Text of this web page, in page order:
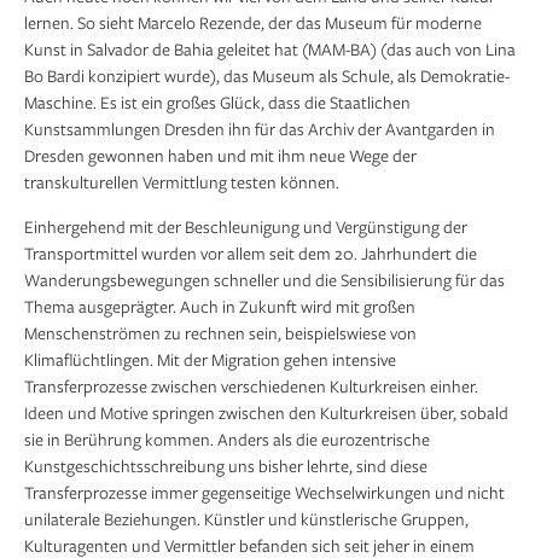
lernen. So sieht Marcelo Rezende, der das Museum für moderne
Kunst in Salvador de Bahia geleitet hat (MAM-BA) (das auch von Lina
Bo Bardi konzipiert wurde), das Museum als Schule, als Demokratie-
Maschine. Es ist ein großes Glück, dass die Staatlichen
Kunstsammlungen Dresden ihn für das Archiv der Avantgarden in
Dresden gewonnen haben und mit ihm neue Wege der
transkulturellen Vermittlung testen können.
Einhergehend mit der Beschleunigung und Vergünstigung der
Transportmittel wurden vor allem seit dem 20. Jahrhundert die
Wanderungsbewegungen schneller und die Sensibilisierung für das
Thema ausgeprägter. Auch in Zukunft wird mit großen
Menschenströmen zu rechnen sein, beispielswiese von
Klimaflüchtlingen. Mit der Migration gehen intensive
Transferprozesse zwischen verschiedenen Kulturkreisen einher.
Ideen und Motive springen zwischen den Kulturkreisen über, sobald
sie in Berührung kommen. Anders als die eurozentrische
Kunstgeschichtsschreibung uns bisher lehrte, sind diese
Transferprozesse immer gegenseitige Wechselwirkungen und nicht
unilaterale Beziehungen. Künstler und künstlerische Gruppen,
Kulturagenten und Vermittler befanden sich seit jeher in einem